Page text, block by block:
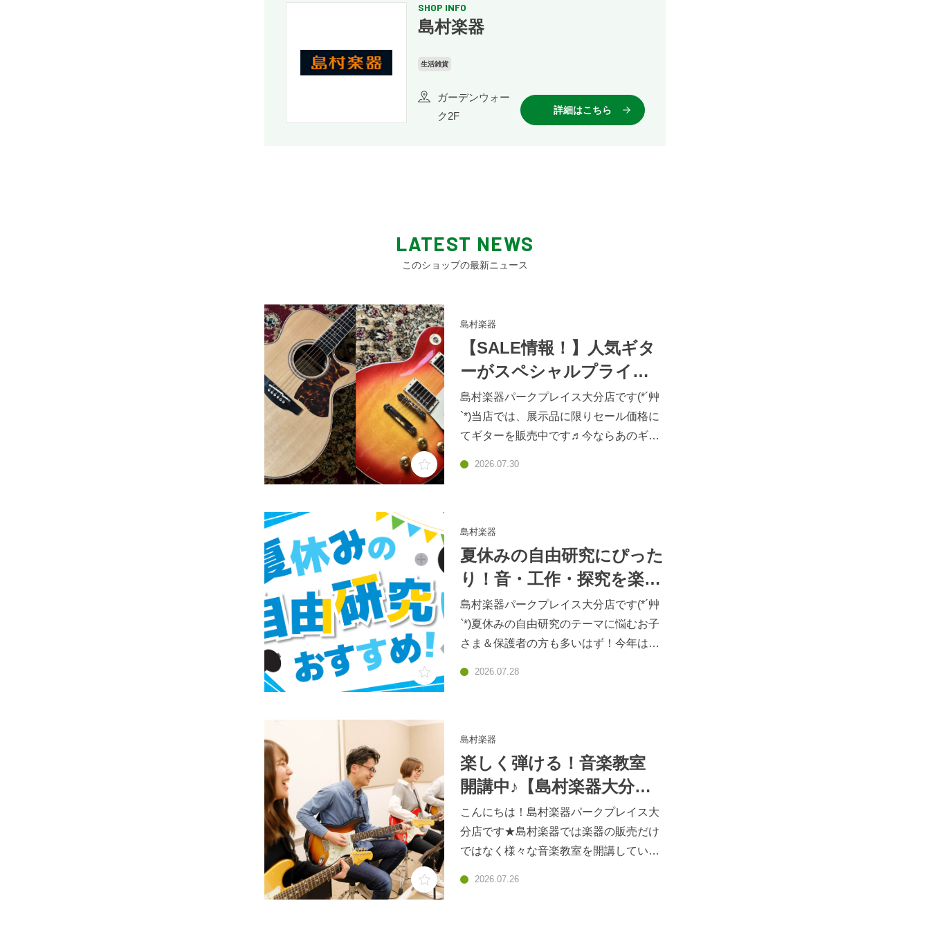
SHOP INFO
島村楽器
生活雑貨
ガーデンウォー
ク2F
詳細はこちら
LATEST NEWS
このショップの最新ニュース
島村楽器
【SALE情報！】人気ギタ
ーがスペシャルプライ
ス！【アコギ・エレキ】
島村楽器パークプレイス大分店です(*´艸
`*)当店では、展示品に限りセール価格に
てギターを販売中です♬今ならあのギタ
cle/product/20250815/19166試奏するこ
とも出来ますので、ぜひお気軽にスタッ
フまでお声掛けください♪
2026.07.30
島村楽器
夏休みの自由研究にぴった
り！音・工作・探究を楽し
む楽器ネタ6選♪
島村楽器パークプレイス大分店です(*´艸
`*)夏休みの自由研究のテーマに悩むお子
さま＆保護者の方も多いはず！今年は
♪https://www.shimamura.co.jp/shop/oita/ar
ticle/product/20250710/19005学び＋楽し
さが両立するテーマが勢ぞろいです！店
頭または島村楽器オンラインストアでも
販売中ですので、ぜひチェックしてみて
くださいね♪
2026.07.28
島村楽器
楽しく弾ける！音楽教室
開講中♪【島村楽器大分
店】
こんにちは！島村楽器パークプレイス大
分店です★島村楽器では楽器の販売だけ
ではなく様々な音楽教室を開講していま
2026.07.26